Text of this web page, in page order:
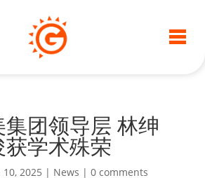
集团领导层 林绅
学术殊荣
10, 2025 | News | 0 comments